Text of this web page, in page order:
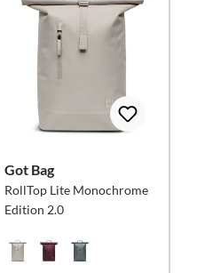
Got Bag
RollTop Lite Monochrome
Edition 2.0